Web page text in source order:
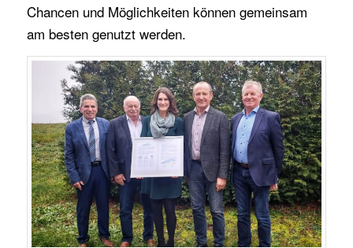
Chancen und Möglichkeiten können gemeinsam
am besten genutzt werden.